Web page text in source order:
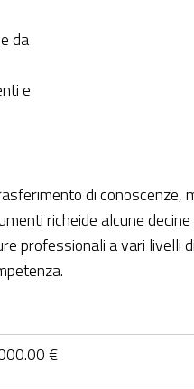
da
e
di conoscenze,
richeide alcune
professionali a vari livelli
€